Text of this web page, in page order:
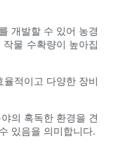
개발할 수 있어 농경
물 수확량이 높아집
적이고 다양한 장비
의 혹독한 환경을 견
있음을 의미합니다.